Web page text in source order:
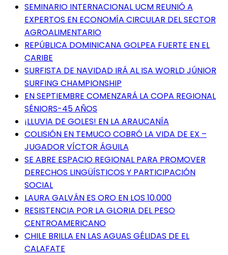
SEMINARIO INTERNACIONAL UCM REUNIÓ A
EXPERTOS EN ECONOMÍA CIRCULAR DEL SECTOR
AGROALIMENTARIO
REPÚBLICA DOMINICANA GOLPEA FUERTE EN EL
CARIBE
SURFISTA DE NAVIDAD IRÁ AL ISA WORLD JÚNIOR
SURFING CHAMPIONSHIP
EN SEPTIEMBRE COMENZARÁ LA COPA REGIONAL
SÉNIORS-45 AÑOS
¡LLUVIA DE GOLES! EN LA ARAUCANÍA
COLISIÓN EN TEMUCO COBRÓ LA VIDA DE EX –
JUGADOR VÍCTOR ÁGUILA
SE ABRE ESPACIO REGIONAL PARA PROMOVER
DERECHOS LINGÜÍSTICOS Y PARTICIPACIÓN
SOCIAL
LAURA GALVÁN ES ORO EN LOS 10.000
RESISTENCIA POR LA GLORIA DEL PESO
CENTROAMERICANO
CHILE BRILLA EN LAS AGUAS GÉLIDAS DE EL
CALAFATE